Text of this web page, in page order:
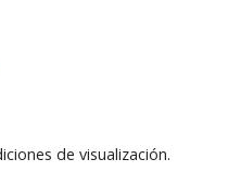
de visualización.